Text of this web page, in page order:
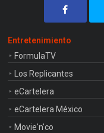
Entretenimiento
FormulaTV
Los Replicantes
eCartelera
eCartelera México
Movie'n'co